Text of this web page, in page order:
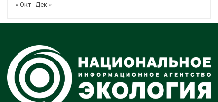
« Окт
Дек »